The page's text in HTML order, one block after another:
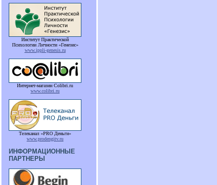
Институт Практической
Психологии Личности «Генезис»
www.ippli-genesis.ru
Интернет-магазин Colibri.ru
www.colibri.ru
Телеканал «PRO Деньги»
www.prodengitv.ru
ИНФОРМАЦИОННЫЕ
ПАРТНЕРЫ